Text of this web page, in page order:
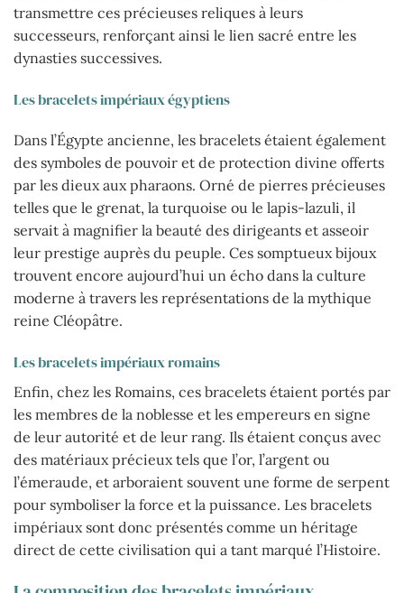
transmettre ces précieuses reliques à leurs
successeurs, renforçant ainsi le lien sacré entre les
dynasties successives.
Les bracelets impériaux égyptiens
Dans l’Égypte ancienne, les bracelets étaient également
des symboles de pouvoir et de protection divine offerts
par les dieux aux pharaons. Orné de pierres précieuses
telles que le grenat, la turquoise ou le lapis-lazuli, il
servait à magnifier la beauté des dirigeants et asseoir
leur prestige auprès du peuple. Ces somptueux bijoux
trouvent encore aujourd’hui un écho dans la culture
moderne à travers les représentations de la mythique
reine Cléopâtre.
Les bracelets impériaux romains
Enfin, chez les Romains, ces bracelets étaient portés par
les membres de la noblesse et les empereurs en signe
de leur autorité et de leur rang. Ils étaient conçus avec
des matériaux précieux tels que l’or, l’argent ou
l’émeraude, et arboraient souvent une forme de serpent
pour symboliser la force et la puissance. Les bracelets
impériaux sont donc présentés comme un héritage
direct de cette civilisation qui a tant marqué l’Histoire.